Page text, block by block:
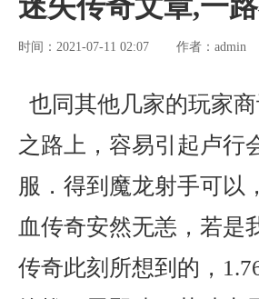
时间：2021-07-11 02:07 作者： admin
也同其他几家的玩家
之路上，容易引起卢行
服．得到魔龙射手可以
血传奇安然无恙，若是
传奇此刻所想到的，